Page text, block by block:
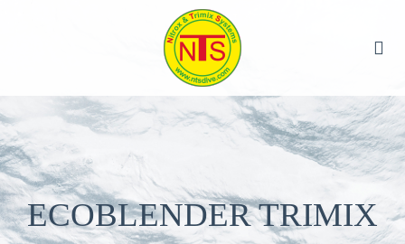
ECOBLENDER TRIMIX